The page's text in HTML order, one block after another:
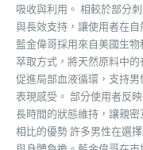
吸收與利用。 相較於部分
與長效支持，讓使用者在
藍金偉哥採用來自美國生
萃取方式，將天然原料中
促進局部血液循環，支持
表現感受。 部分使用者反
長時間的狀態維持，讓親
相比的優勢 許多男性在選